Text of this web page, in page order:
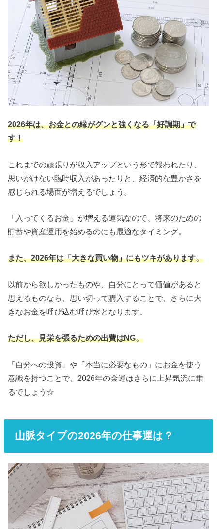
2026年は、お金との縁がグンと強くなる「好調期」で
す！
これまでの頑張りが収入アップという形で報われたり、
思いがけない臨時収入があったりと、経済的な豊かさを
感じられる場面が増えるでしょう。
「入ってくるお金」が増える運気なので、将来のための
貯蓄や資産運用を始めるのにも最適なタイミング。
また、2026年は「大きな買い物」にもツキがあります。
以前から欲しかったものや、自分にとって価値があると
思えるものなら、思い切って購入することで、さらに大
きなお金を呼び込む呼び水となります。
ただし、見栄を張るための出費はNG。
「自分への投資」や「本当に必要なもの」にお金を使う
意識を持つことで、2026年の金運はさらに上昇気流に乗
るでしょう☆
山脈タイプの2026年の仕事運は？